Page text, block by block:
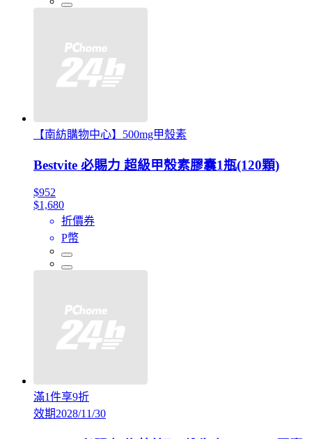
【南紡購物中心】500mg甲殼素
Bestvite 必賜力 超級甲殼素膠囊1瓶(120顆)
$952
$1,680
折價券
P幣
滿1件享9折
效期2028/11/30